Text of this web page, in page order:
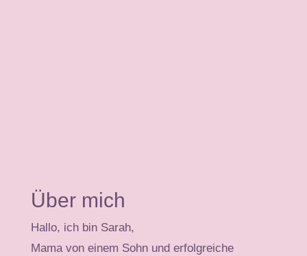
Über mich
Hallo, ich bin Sarah,
Mama von einem Sohn und erfolgreiche